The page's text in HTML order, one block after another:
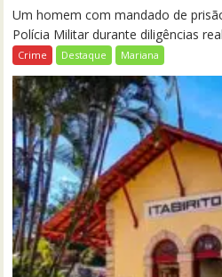
Um homem com mandado de
Polícia Militar durante diligências
Crime Destaque Mariana